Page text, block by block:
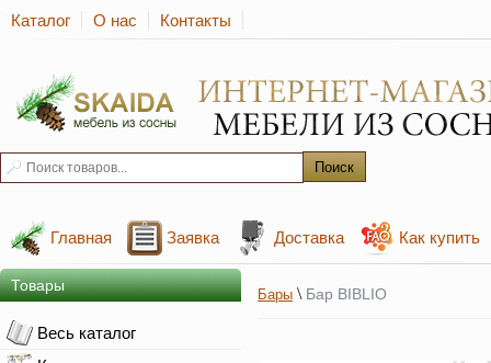
Каталог О нас Контакты
Главная Заявка Доставка Как купить
Товары
Весь каталог
Бары \ Бар BIBLIO